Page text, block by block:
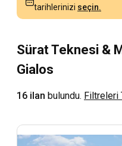
tarihlerinizi seçin.
Sürat Teknesi &
Gialos
16 ilan bulundu. Filtreleri